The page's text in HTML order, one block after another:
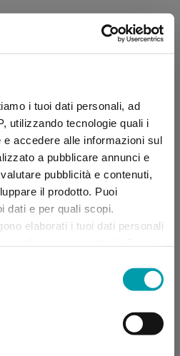
i tuoi dati personali, ad
utilizzando tecnologie quali i
accedere alle informazioni sul
a pubblicare annunci e
pubblicità e contenuti,
il prodotto. Puoi
dati e per quali scopi.
elaborati i tuoi dati personali
sui “
exception has occurred (see the
for more information)